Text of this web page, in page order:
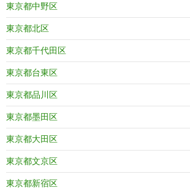
東京都中野区
東京都北区
東京都千代田区
東京都台東区
東京都品川区
東京都墨田区
東京都大田区
東京都文京区
東京都新宿区